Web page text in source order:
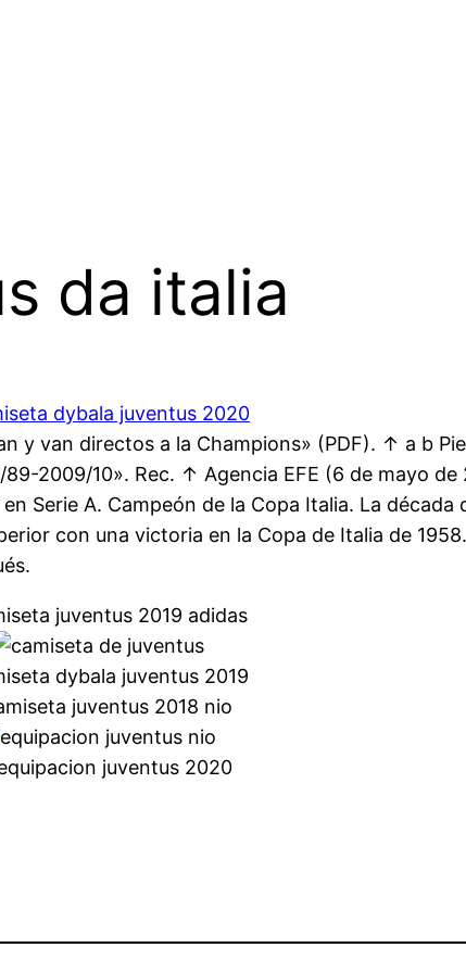
da italia
y van directos a la Champions» (PDF). ↑ a b
2009/10». Rec. ↑ Agencia EFE (6 de mayo
Serie A. Campeón de la Copa Italia. La década
con una victoria en la Copa de Italia de